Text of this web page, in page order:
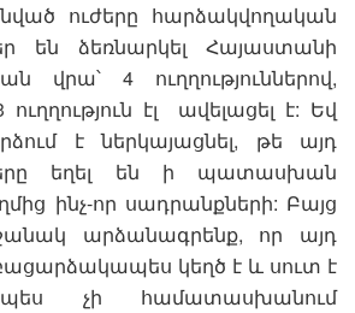
ուժերը հարձակվողական
են ձեռնարկել Հայաստանի
վրա՝ 4 ուղղություններով,
էլ ավելացել է: Եվ
է ներկայացնել, թե այդ
եղել են ի պատասխան
ինչ-որ սադրանքների: Բայց
արձանագրենք, որ այդ
բացարձակապես կեղծ է և սուտ է
չի համատասխանում